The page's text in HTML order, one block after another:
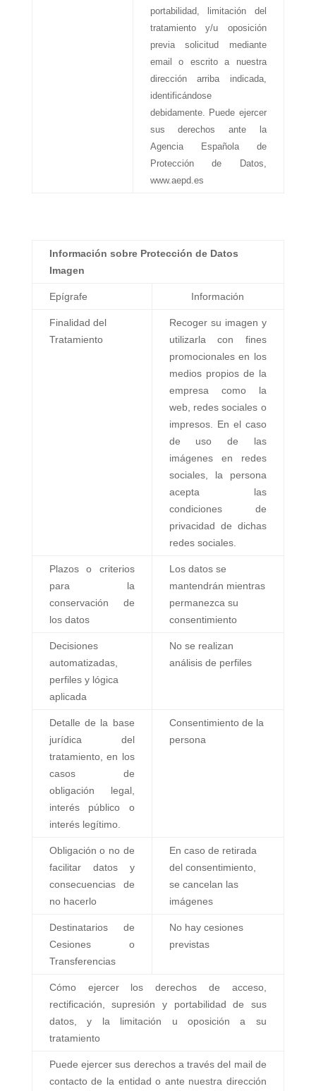
portabilidad, limitación del
tratamiento y/u oposición
previa solicitud mediante
email o escrito a nuestra
dirección arriba indicada,
identificándose
debidamente. Puede ejercer
sus derechos ante la
Agencia Española de
Protección de Datos,
www.aepd.es
Información sobre Protección de Datos
Imagen
Epígrafe Información
Finalidad del
Tratamiento
Recoger su imagen y
utilizarla con fines
promocionales en los
medios propios de la
empresa como la
web, redes sociales o
impresos. En el caso
de uso de las
imágenes en redes
sociales, la persona
acepta las
condiciones de
privacidad de dichas
redes sociales.
Plazos o criterios
para la
conservación de
los datos
Los datos se
mantendrán mientras
permanezca su
consentimiento
Decisiones
automatizadas,
perfiles y lógica
aplicada
No se realizan
análisis de perfiles
Detalle de la base
jurídica del
tratamiento, en los
casos de
obligación legal,
interés público o
interés legítimo.
Consentimiento de la
persona
Obligación o no de
facilitar datos y
consecuencias de
no hacerlo
En caso de retirada
del consentimiento,
se cancelan las
imágenes
Destinatarios de
Cesiones o
Transferencias
No hay cesiones
previstas
Cómo ejercer los derechos de acceso,
rectificación, supresión y portabilidad de sus
datos, y la limitación u oposición a su
tratamiento
Puede ejercer sus derechos a través del mail de
contacto de la entidad o ante nuestra dirección